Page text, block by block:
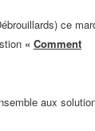
ce
« Comment
aux